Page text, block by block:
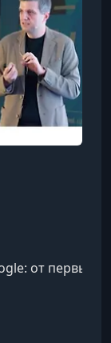
от первых